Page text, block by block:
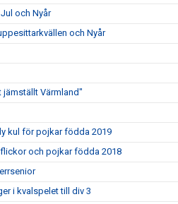
och Nyår
och Nyår
Värmland"
kul för pojkar födda 2019
och pojkar födda 2018
i kvalspelet till div 3